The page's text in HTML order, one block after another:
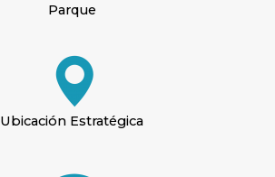
Parque
Ubicación Estratégica